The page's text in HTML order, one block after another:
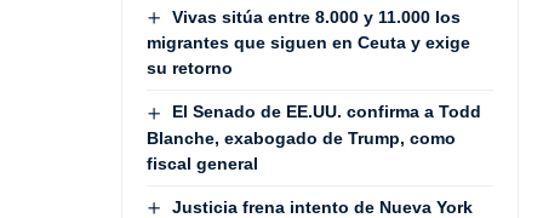
Vivas sitúa entre 8.000 y 11.000 los
migrantes que siguen en Ceuta y exige
su retorno
El Senado de EE.UU. confirma a Todd
Blanche, exabogado de Trump, como
fiscal general
Justicia frena intento de Nueva York